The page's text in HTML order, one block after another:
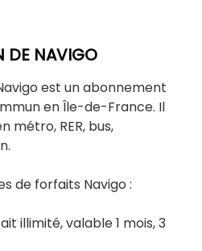
DE NAVIGO
est un abonnement
en Île-de-France. Il
métro, RER, bus,
de forfaits Navigo :
illimité, valable 1 mois, 3